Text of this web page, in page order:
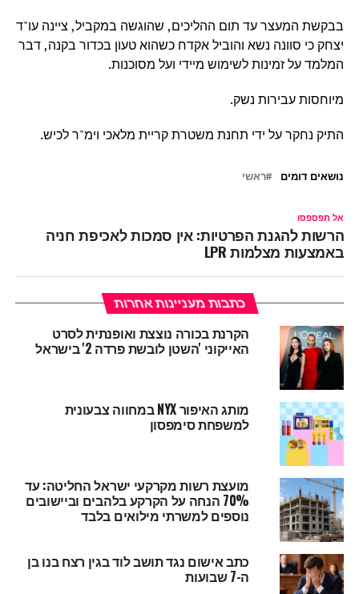
בבקשת המעצר עד תום ההליכים, שהוגשה במקביל, ציינה עו"ד
יצחק כי סוונה נשא והוביל אקדח כשהוא טעון בכדור בקנה, דבר
המלמד על זמינות לשימוש מיידי ועל מסוכנות.
מיוחסות עבירות נשק.
התיק נחקר על ידי תחנת משטרת קריית מלאכי וימ"ר לכיש.
נושאים דומים ראשי
אל תפספסו
הרשות להגנת הפרטיות: אין סמכות לאכיפת חניה
באמצעות מצלמות LPR
כתבות מעניינות אחרות
הקרנת בכורה נוצצת ואופנתית לסרט
האייקוני 'השטן לובשת פרדה 2' בישראל
מותג האיפור NYX במחווה צבעונית
למשפחת סימפסון
מועצת רשות מקרקעי ישראל החליטה: עד
70% הנחה על הקרקע בלהבים וביישובים
נוספים למשרתי מילואים בלבד
כתב אישום נגד תושב לוד בגין רצח בנו בן
ה-7 שבועות